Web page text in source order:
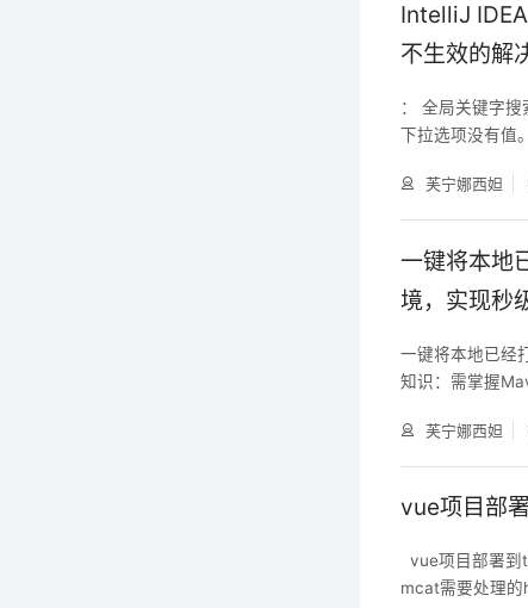
IntelliJ
不生效的解
： 全局关键字
下拉选项没有值
<application>
芙宁娜西妲
一键将本地
境，实现秒
一键将本地已经
知识：需掌握
动时先关闭旧项
EA插件，实现
芙宁娜西妲
vue项目部
vue项目部署
mcat需要处理